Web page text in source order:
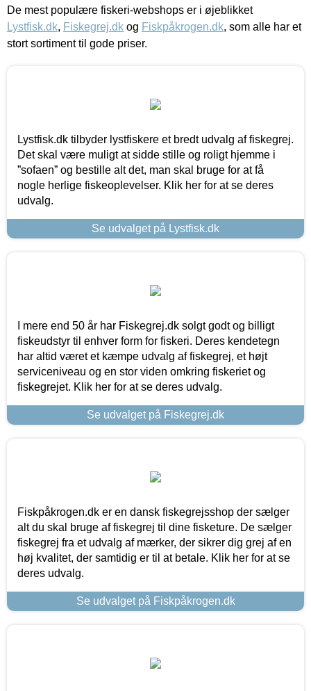
De mest populære fiskeri-webshops er i øjeblikket
Lystfisk.dk, Fiskegrej.dk og Fiskpåkrogen.dk, som alle har et
stort sortiment til gode priser.
Lystfisk.dk tilbyder lystfiskere et bredt udvalg af fiskegrej.
Det skal være muligt at sidde stille og roligt hjemme i
”sofaen” og bestille alt det, man skal bruge for at få
nogle herlige fiskeoplevelser. Klik her for at se deres
udvalg.
Se udvalget på Lystfisk.dk
I mere end 50 år har Fiskegrej.dk solgt godt og billigt
fiskeudstyr til enhver form for fiskeri. Deres kendetegn
har altid været et kæmpe udvalg af fiskegrej, et højt
serviceniveau og en stor viden omkring fiskeriet og
fiskegrejet. Klik her for at se deres udvalg.
Se udvalget på Fiskegrej.dk
Fiskpåkrogen.dk er en dansk fiskegrejsshop der sælger
alt du skal bruge af fiskegrej til dine fisketure. De sælger
fiskegrej fra et udvalg af mærker, der sikrer dig grej af en
høj kvalitet, der samtidig er til at betale. Klik her for at se
deres udvalg.
Se udvalget på Fiskpåkrogen.dk